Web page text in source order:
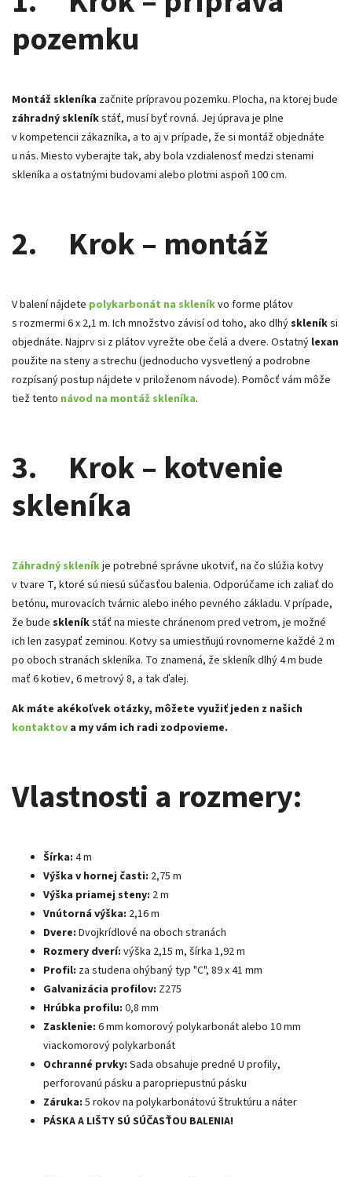
pozemku
Montáž skleníka začnite prípravou pozemku. Plocha, na ktorej bude
záhradný skleníkstáť, musí byť rovná. Jej úprava je plne
v kompetencii zákazníka, a to aj v prípade, že si montáž objednáte
u nás. Miesto vyberajte tak, aby bola vzdialenosť medzi stenami
skleníka a ostatnými budovami alebo plotmi aspoň 100 cm.
2. Krok – montáž
V balení nájdete polykarbonát na skleníkvo forme plátov
s rozmermi 6 x 2,1 m. Ich množstvo závisí od toho, ako dlhýskleníksi
objednáte. Najprv si z plátov vyrežte obe čelá a dvere. Ostatný lexan
použite na steny a strechu (jednoducho vysvetlený a podrobne
rozpísaný postup nájdete v priloženom návode). Pomôcť vám môže
tiež tento návod na montáž skleníka.
3. Krok – kotvenie
skleníka
Záhradný skleníkje potrebné správne ukotviť, na čo slúžia kotvy
v tvare T, ktoré sú niesú súčasťou balenia. Odporúčame ich zaliať do
betónu, murovacích tvárnic alebo iného pevného základu. V prípade,
že bude skleníkstáť na mieste chránenom pred vetrom, je možné
ich len zasypať zeminou. Kotvy sa umiestňujú rovnomerne každé 2 m
po oboch stranách skleníka. To znamená, že skleník dlhý 4 m bude
mať 6 kotiev, 6 metrový 8, a tak ďalej.
Ak máte akékoľvek otázky, môžete využiť jeden z našich
kontaktov a my vám ich radi zodpovieme.
Vlastnosti a rozmery:
Šírka: 4 m
Výška v hornej časti: 2,75 m
Výška priamej steny: 2 m
Vnútorná výška: 2,16 m
Dvere: Dvojkrídlové na oboch stranách
Rozmery dverí: výška 2,15 m, šírka 1,92 m
Profil: za studena ohýbaný typ "C", 89 x 41 mm
Galvanizácia profilov: Z275
Hrúbka profilu: 0,8 mm
Zasklenie: 6 mm komorový polykarbonát alebo 10 mm
viackomorový polykarbonát
Ochranné prvky: Sada obsahuje predné U profily,
perforovanú pásku a paropriepustnú pásku
Záruka: 5 rokov na polykarbonátovú štruktúru a náter
PÁSKA A LIŠTY SÚ SÚČASŤOU BALENIA!